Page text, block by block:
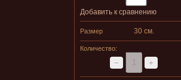
Добавить к сравнению
Размер 30 см.
Количество:
− +